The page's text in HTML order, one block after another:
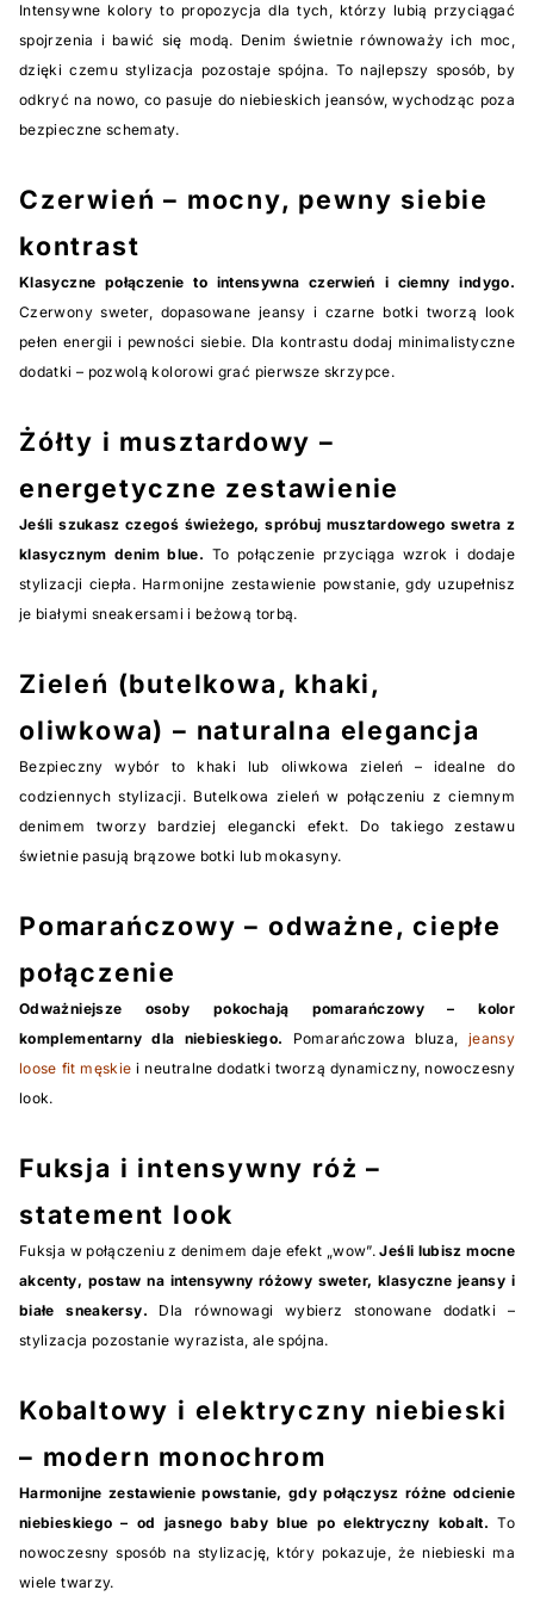
Intensywne kolory to propozycja dla tych, którzy lubią przyciągać
spojrzenia i bawić się modą. Denim świetnie równoważy ich moc,
dzięki czemu stylizacja pozostaje spójna. To najlepszy sposób, by
odkryć na nowo, co pasuje do niebieskich jeansów, wychodząc poza
bezpieczne schematy.
Czerwień – mocny, pewny siebie
kontrast
Klasyczne połączenie to intensywna czerwień i ciemny indygo.
Czerwony sweter, dopasowane jeansy i czarne botki tworzą look
pełen energii i pewności siebie. Dla kontrastu dodaj minimalistyczne
dodatki – pozwolą kolorowi grać pierwsze skrzypce.
Żółty i musztardowy –
energetyczne zestawienie
Jeśli szukasz czegoś świeżego, spróbuj musztardowego swetra z
klasycznym denim blue. To połączenie przyciąga wzrok i dodaje
stylizacji ciepła. Harmonijne zestawienie powstanie, gdy uzupełnisz
je białymi sneakersami i beżową torbą.
Zieleń (butelkowa, khaki,
oliwkowa) – naturalna elegancja
Bezpieczny wybór to khaki lub oliwkowa zieleń – idealne do
codziennych stylizacji. Butelkowa zieleń w połączeniu z ciemnym
denimem tworzy bardziej elegancki efekt. Do takiego zestawu
świetnie pasują brązowe botki lub mokasyny.
Pomarańczowy – odważne, ciepłe
połączenie
Odważniejsze osoby pokochają pomarańczowy – kolor
komplementarny dla niebieskiego. Pomarańczowa bluza, jeansy
loose fit męskie i neutralne dodatki tworzą dynamiczny, nowoczesny
look.
Fuksja i intensywny róż –
statement look
Fuksja w połączeniu z denimem daje efekt „wow”.Jeśli lubisz mocne
akcenty, postaw na intensywny różowy sweter, klasyczne jeansy i
białe sneakersy. Dla równowagi wybierz stonowane dodatki –
stylizacja pozostanie wyrazista, ale spójna.
Kobaltowy i elektryczny niebieski
– modern monochrom
Harmonijne zestawienie powstanie, gdy połączysz różne odcienie
niebieskiego – od jasnego baby blue po elektryczny kobalt. To
nowoczesny sposób na stylizację, który pokazuje, że niebieski ma
wiele twarzy.